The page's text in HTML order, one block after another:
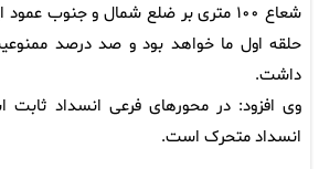
شعاع ۱۰۰ متری بر ضلع شمال و جنوب
حلقه اول ما خواهد بود و صد درصد
داشت.
وی افزود: در محورهای فرعی‌ انسداد
انسداد متحرک است.